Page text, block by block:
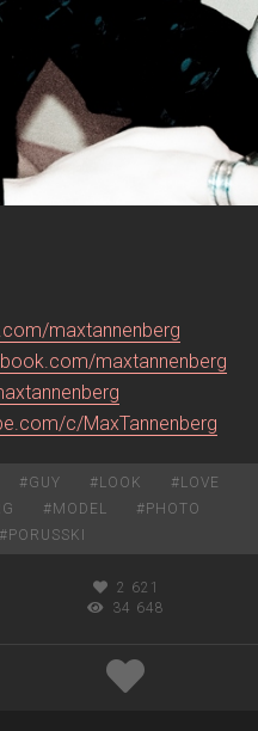
maxtannenberg
maxtannenberg
c/MaxTannenberg
#GUY # LOOK # LOVE
# MODEL # PHOTO
# PORUSSKI
2 621
34 648